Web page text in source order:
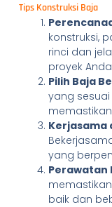
Tips Konstruksi Baja
konstruksi,
rinci dan
proyek
Pilih Baja
yang
Kerjasama
yang
Perawatan
baik dan